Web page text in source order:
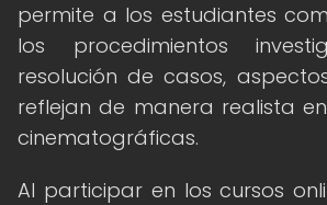
permite a los estudiantes
los procedimientos
resolución de casos,
reflejan de manera realista
cinematográficas.
Al participar en los cursos